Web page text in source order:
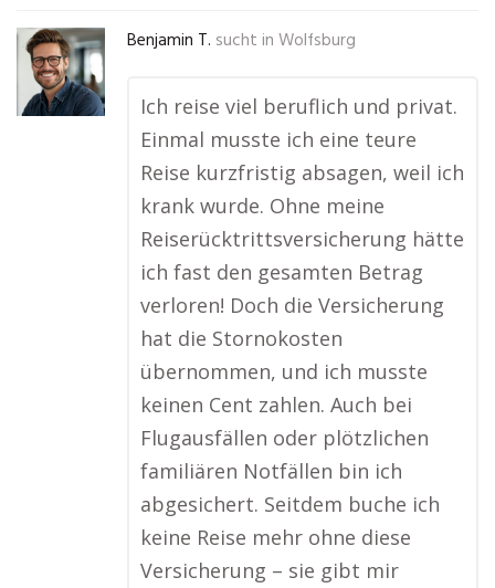
Benjamin T. sucht in Wolfsburg
Ich reise viel beruflich und privat.
Einmal musste ich eine teure
Reise kurzfristig absagen, weil ich
krank wurde. Ohne meine
Reiserücktrittsversicherung hätte
ich fast den gesamten Betrag
verloren! Doch die Versicherung
hat die Stornokosten
übernommen, und ich musste
keinen Cent zahlen. Auch bei
Flugausfällen oder plötzlichen
familiären Notfällen bin ich
abgesichert. Seitdem buche ich
keine Reise mehr ohne diese
Versicherung – sie gibt mir